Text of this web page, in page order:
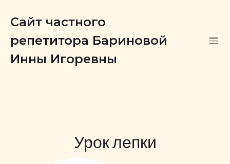
Сайт частного
репетитора Бариновой
Инны Игоревны
Урок лепки